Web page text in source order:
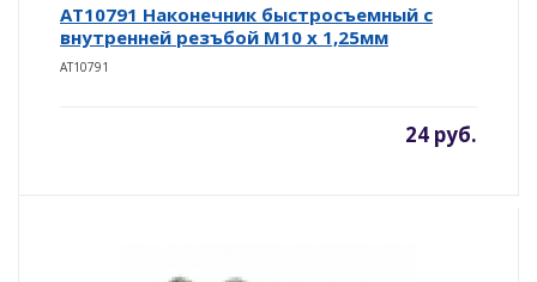
AT10791 Наконечник быстросъемный с
внутренней резъбой М10 х 1,25мм
AT10791
24 руб.